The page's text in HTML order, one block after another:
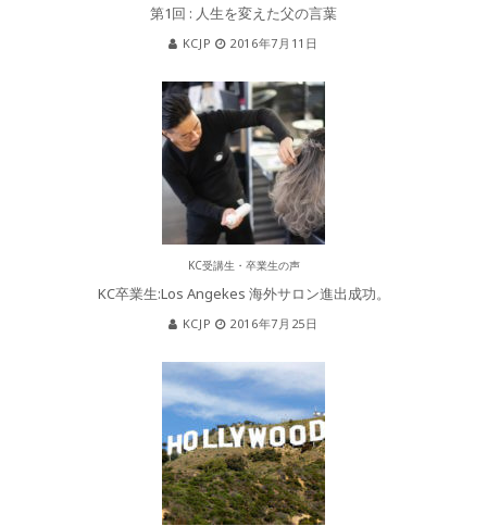
第1回 : 人生を変えた父の言葉
KCJP 2016年7月11日
KC受講生・卒業生の声
KC卒業生:Los Angekes 海外サロン進出成功。
KCJP 2016年7月25日